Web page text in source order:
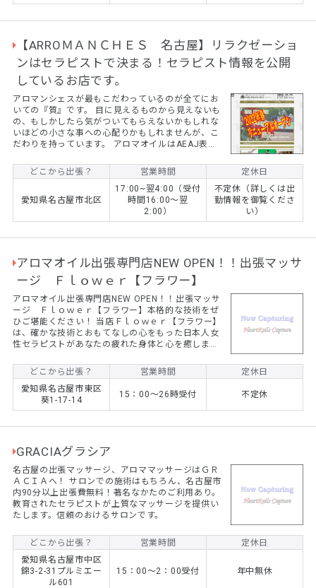
【ARROＭＡＮＣＨＥＳ 名古屋】リラクゼーショ
ンはセラピストで決まる！セラピスト情報を公開
しているお店です。
アロマンシェスが最もこだわっているのが全てにお
いての『質』です。 目に見えるものから見えないも
の、もしかしたら気がついてもらえないかもしれな
いほどの小さな事への心配りかもしれませんが、こ
だわりを持っています。 アロマオイルはAEAJ表示
また、セラピスト情報の公開もできるだけ行なうよ
うにし、初めてのお客様でも安心してお問い合わせ
いただけるようにしています。 お客様やセラピスト
との信用、信頼を第一に考えているお店です。 最高
の質だけを取り扱う事で得られる贅沢三昧はアロマ
ンシェスにお任せください。
どこから出張？ 営業時間 定休日
愛知県名古屋市北区
17:00~翌4:00（受付
時間16:00～翌
2:00）
不定休（詳しくは出
勤情報を御覧くださ
い）
アロマオイル出張専門店NEW OPEN！！出張マッサ
ージ Ｆｌｏｗｅｒ【フラワー】
アロマオイル出張専門店NEW OPEN！！出張マッサ
ージ Ｆｌｏｗｅｒ【フラワー】本格的な技術をぜ
ひご堪能ください！ 当店Ｆｌｏｗｅｒ【フラワー】
は、確かな技術とおもてなしの心をもった日本人女
性セラピストがあなたの疲れた身体と心を癒しま
い。
どこから出張？ 営業時間
定休日
愛知県名古屋市東区
葵1-17-14
15：00～26時受付 不定休
GRACIAグラシア
名古屋の出張マッサージ、アロママッサージはＧＲ
ＡＣＩＡへ！ サロンでの施術はもちろん、名古屋市
内90分以上出張費無料！著名なかたのご利用あり。
教育されたセラピストが上質なマッサージを提供い
たします。信頼のおけるサロンです。
どこから出張？ 営業時間
定休日
愛知県名古屋市中区
錦3-2-31プルミエー
ル601
15：00～2：00受付 年中無休